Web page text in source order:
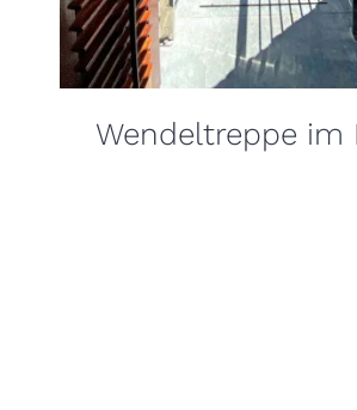
Wendeltreppe im